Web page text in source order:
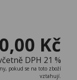
Kč
DPH 21 %
pokud se na toto zboží
vztahují.